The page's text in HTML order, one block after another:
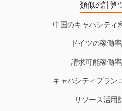
類似の計算
中国のキャパシティ
ドイツの稼働
請求可能稼働
キャパシティプラン
リソース活用